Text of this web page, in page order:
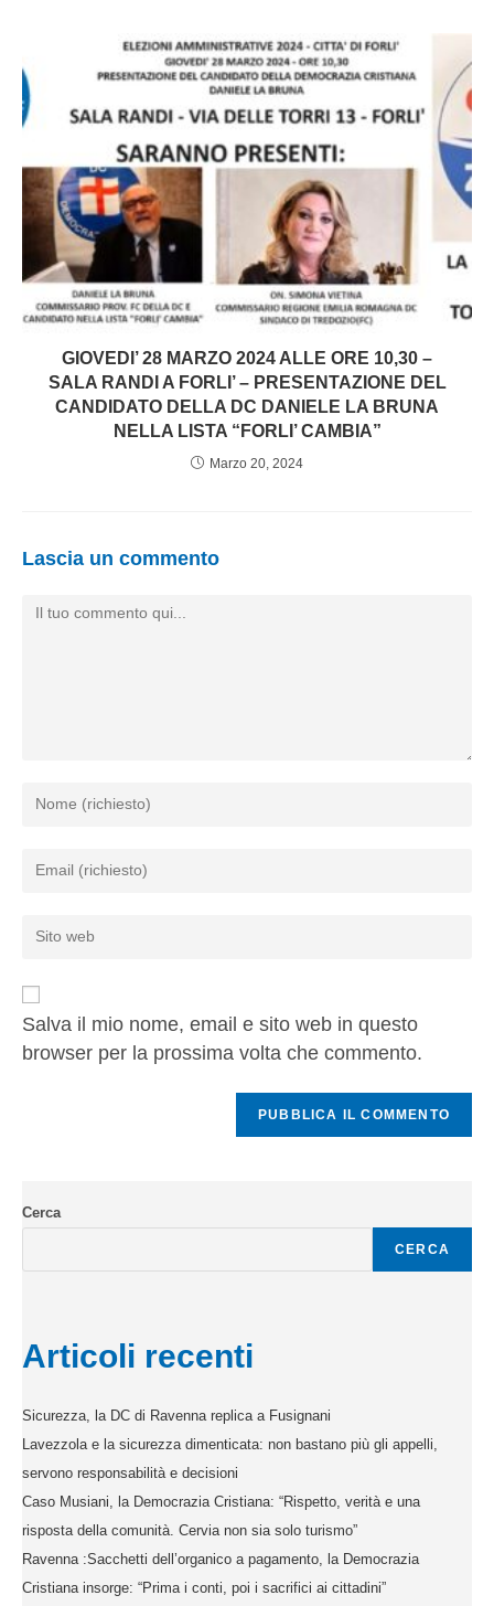
GIOVEDI’ 28 MARZO 2024 ALLE ORE 10,30 –
SALA RANDI A FORLI’ – PRESENTAZIONE DEL
CANDIDATO DELLA DC DANIELE LA BRUNA
NELLA LISTA “FORLI’ CAMBIA”
Marzo 20, 2024
Lascia un commento
Salva il mio nome, email e sito web in questo
browser per la prossima volta che commento.
Cerca
CERCA
Articoli recenti
Sicurezza, la DC di Ravenna replica a Fusignani
Lavezzola e la sicurezza dimenticata: non bastano più gli appelli,
servono responsabilità e decisioni
Caso Musiani, la Democrazia Cristiana: “Rispetto, verità e una
risposta della comunità. Cervia non sia solo turismo”
Ravenna :Sacchetti dell’organico a pagamento, la Democrazia
Cristiana insorge: “Prima i conti, poi i sacrifici ai cittadini”